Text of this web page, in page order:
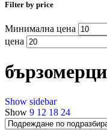
Filter by price
Минимална цена
цена
Show sidebar
Show 9 12 18 24